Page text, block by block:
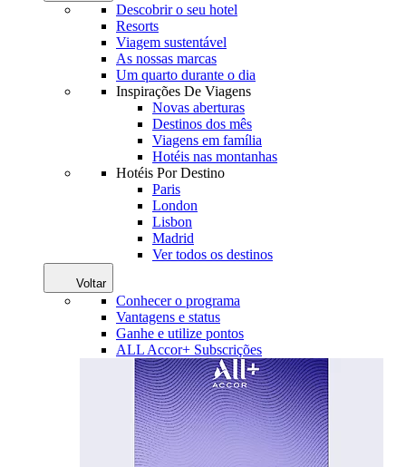
Descobrir o seu hotel
Resorts
Viagem sustentável
As nossas marcas
Um quarto durante o dia
Inspirações De Viagens
Novas aberturas
Destinos dos mês
Viagens em família
Hotéis nas montanhas
Hotéis Por Destino
Paris
London
Lisbon
Madrid
Ver todos os destinos
Voltar
Conhecer o programa
Vantagens e status
Ganhe e utilize pontos
ALL Accor+ Subscrições